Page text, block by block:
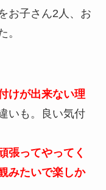
お子さん2人、お
。
けが出来ない理
いも。良い気付
張ってやってく
みたいで楽しか